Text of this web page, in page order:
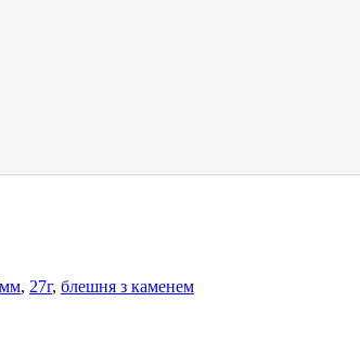
, 27г, блешня з каменем